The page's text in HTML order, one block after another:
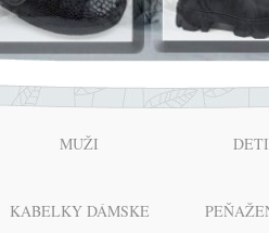
MUŽI DETI
KABELKY DÁMSKE